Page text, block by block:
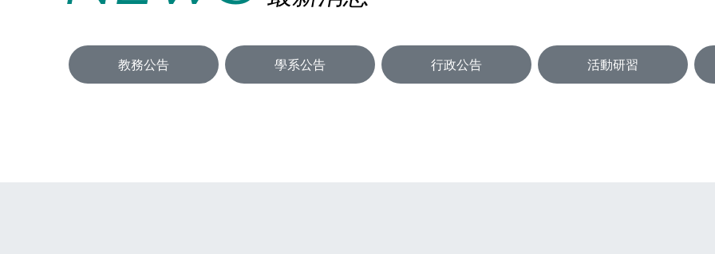
教務公告 學系公告 行政公告 活動研習